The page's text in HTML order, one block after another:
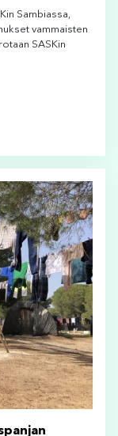
Sambiassa,
vammaisten
SASKin